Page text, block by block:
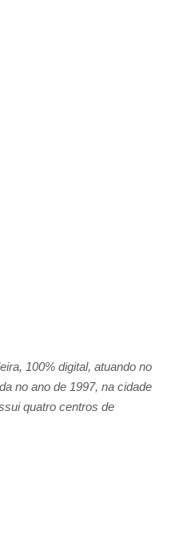
100% digital, atuando no
no ano de 1997, na cidade
quatro centros de